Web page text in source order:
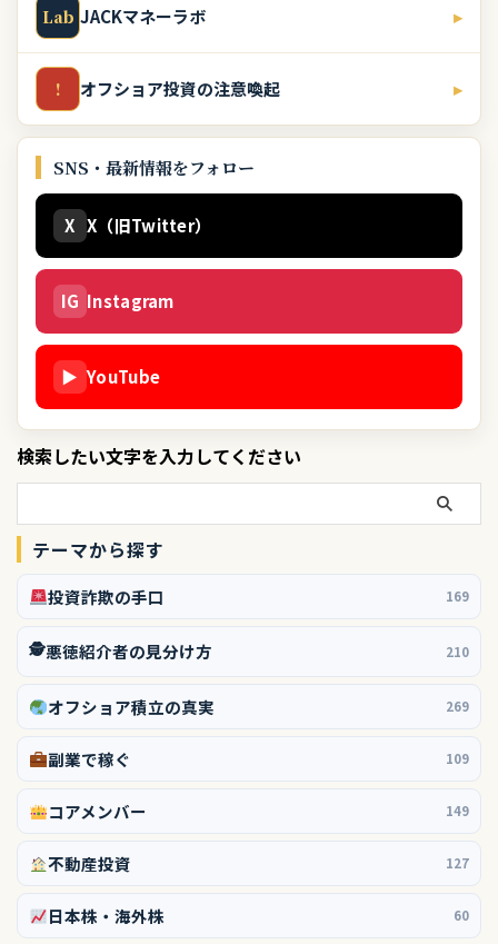
Lab JACKマネーラボ ▸
! オフショア投資の注意喚起 ▸
SNS・最新情報をフォロー
X X（旧Twitter）
IG Instagram
▶ YouTube
検索したい文字を入力してください
テーマから探す
投資詐欺の手口 169
🕵️悪徳紹介者の見分け方 210
オフショア積立の真実 269
副業で稼ぐ 109
コアメンバー 149
不動産投資 127
日本株・海外株 60